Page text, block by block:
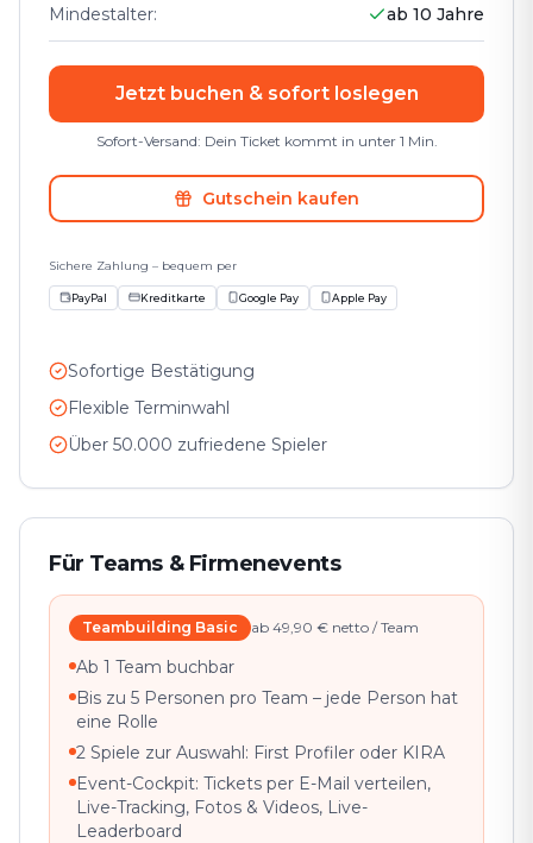
Mindestalter: ab 10 Jahre
Jetzt buchen & sofort loslegen
Sofort-Versand: Dein Ticket kommt in unter 1 Min.
Gutschein kaufen
Sichere Zahlung – bequem per
PayPal Kreditkarte Google Pay Apple Pay
Sofortige Bestätigung
Flexible Terminwahl
Über 50.000 zufriedene Spieler
Für Teams & Firmenevents
Teambuilding Basic ab 49,90 € netto / Team
Ab 1 Team buchbar
Bis zu 5 Personen pro Team – jede Person hat
eine Rolle
2 Spiele zur Auswahl: First Profiler oder KIRA
Event-Cockpit: Tickets per E-Mail verteilen,
Live-Tracking, Fotos & Videos, Live-
Leaderboard